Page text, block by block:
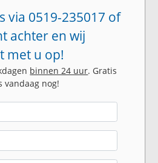
via 0519-235017 of
achter en wij
met u op!
binnen 24 uur. Gratis
vandaag nog!